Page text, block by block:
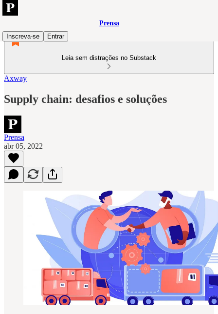
Prensa
Inscreva-se
Entrar
Leia sem distrações no Substack
Axway
Supply chain: desafios e soluções
Prensa
abr 05, 2022